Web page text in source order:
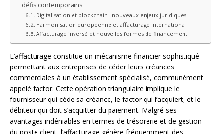
défis contemporains
Digitalisation et blockchain : nouveaux enjeux juridiques
Harmonisation européenne et affacturage international
Affacturage inversé et nouvelles formes de financement
L’affacturage constitue un mécanisme financier sophistiqué
permettant aux entreprises de céder leurs créances
commerciales à un établissement spécialisé, communément
appelé factor. Cette opération triangulaire implique le
fournisseur qui cède sa créance, le factor qui l’acquiert, et le
débiteur qui doit s’acquitter du paiement. Malgré ses
avantages indéniables en termes de trésorerie et de gestion
du poste client, l’affacturage génère fréquemment des